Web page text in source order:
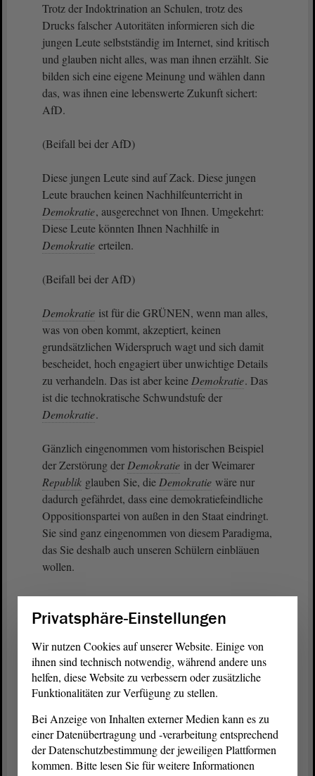
Trotz der Indoktrination an Schulen, trotz des
Drucks falscher Autoritäten informieren sich die
jungen Leute selbstständig im Internet, sind kritisch
und glauben nicht alles, was man ihnen erzählt. Sie
bilden sich eine eigene Meinung und wählen dann
das, was ihnen eine lebenswerte Zukunft sichert:
AfD.
(Beifall bei der AfD)
Diese jungen Leute sind auf Zack. Diese jungen
Leute brauchen keinen Nachhilfeunterricht in
Demokratie, ausgerechnet von Ihnen. Umgekehrt:
Diese Leute könnten Ihnen Nachhilfe in
Demokratie erteilen.
(Beifall bei der AfD)
Demokratie ist für die GRÜNEN, wenn man alles,
was von oben kommt, akzeptiert, keinen
grundsätzlichen Widerspruch wagt und sich damit
bescheidet, hoch engagiert über unwichtige Details
zu verhandeln. Das ist aber keine Demokratie. Das
ist die technokratische Schwundstufe der
Demokratie.
Gänzlich eingenommen vom historischen Beispiel
der Zerstörung der Demokratie in der Weimarer
Republik glauben Sie, die Demokratie wäre nur
dadurch gefährdet, dass eine demokratiefeindliche
Oppositionspartei von außen in den Staat eindringt.
Sie sind ganz eingenommen von diesem Paradigma,
das Sie deshalb auch unseren Schülern einbläuen
wollen.
Sie sind aber blind für die andere Möglichkeit,
nämlich dass dieDemokratienicht von außen
Fehlentwicklung, die aus dem Inneren des Staates
kommt, erodiert. Wenn dieDemokratieheute
gefährdet ist, dann nicht durch irgendeine
Oppositionspartei, sondern dadurch, dass der Staat
selbst sich durch Prozesse struktureller
Machtverfestigung schleichend von innen heraus in
eine Diktatur verwandelt.
Privatsphäre-Einstellungen
Wir nutzen Cookies auf unserer Website. Einige von
ihnen sind technisch notwendig, während andere uns
helfen, diese Website zu verbessern oder zusätzliche
Funktionalitäten zur Verfügung zu stellen.
Bei Anzeige von Inhalten externer Medien kann es zu
einer Datenübertragung und -verarbeitung entsprechend
der Datenschutzbestimmung der jeweiligen Plattformen
kommen. Bitte lesen Sie für weitere Informationen